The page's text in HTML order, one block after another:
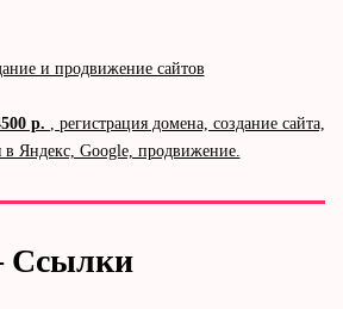
р. , регистрация домена, создание сайта,
в Яндекс, Google, продвижение.
Ссылки